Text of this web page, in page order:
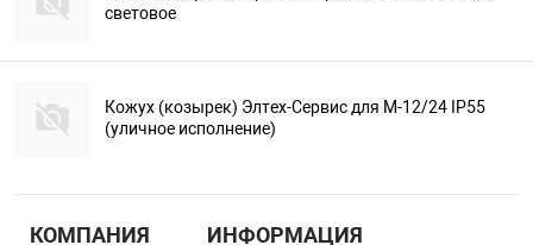
световое
Кожух (козырек) Элтех-Сервис для М-12/24 IP55
(уличное исполнение)
КОМПАНИЯ ИНФОРМАЦИЯ